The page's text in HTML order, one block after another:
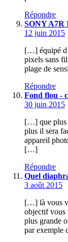
Répondre
SONY A7R
12 juin 2015
[…] équipé
pixels sans
plage de
Répondre
Fond flou -
30 juin 2015
[…] que plus
plus il sera
appareil
[…]
Répondre
Quel
3 août 2015
[…] là vous
objectif vous
plus grande
par exemple